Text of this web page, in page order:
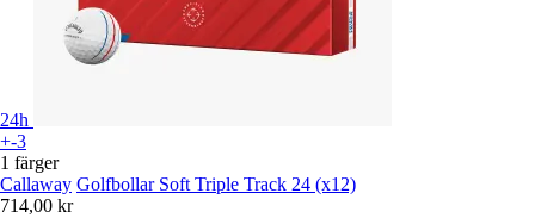
24h
+-3
1 färger
Callaway Golfbollar Soft Triple Track 24 (x12)
714,00 kr